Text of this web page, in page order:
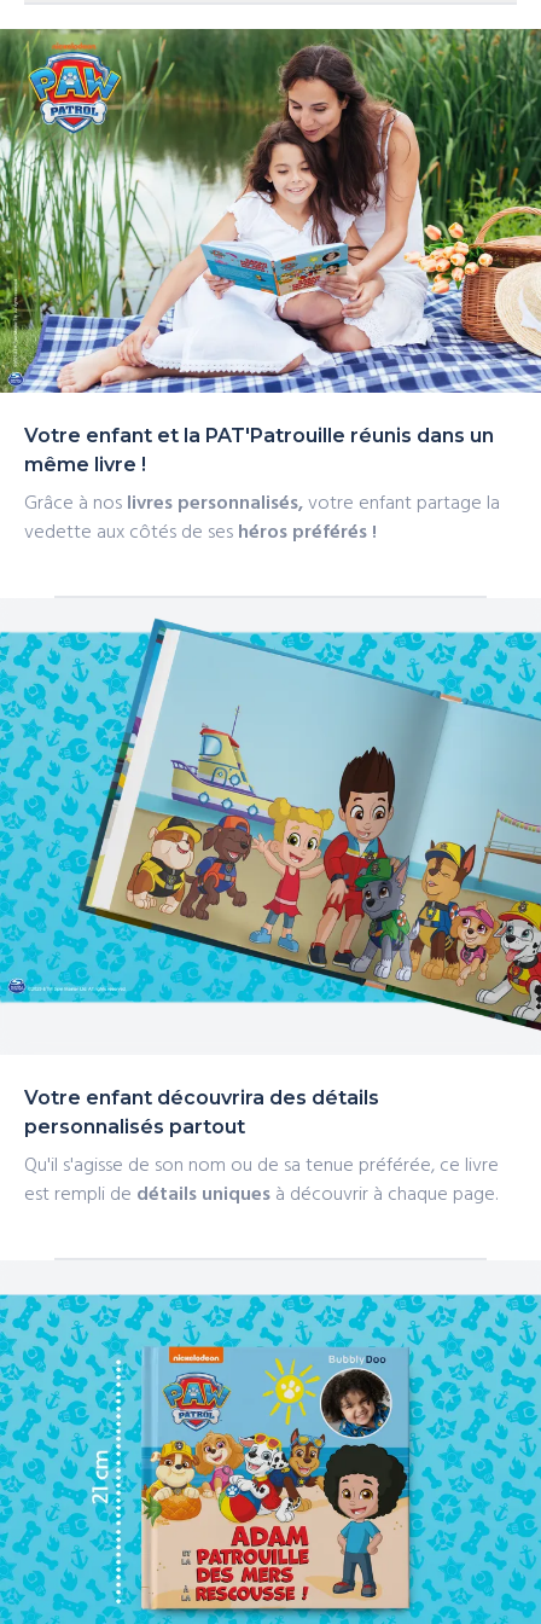
sauvetage passionnant en pleine mer !
qualité et une livraison rapide, partout en Europe.
Le livre est fabriqué et expédié en Europe. Livraison
rapide
Votre enfant et la PAT'Patrouille réunis dans un
même livre !
Grâce à noslivres personnalisés,votre enfant partage la
vedette aux côtés de seshéros préférés !
Votre enfant découvrira des détails
personnalisés partout
Qu'il s'agisse de son nom ou de sa tenue préférée, ce livre
est rempli de détails uniquesà découvrir à chaque page.